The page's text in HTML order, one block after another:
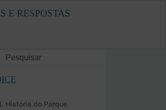
E RESPOSTAS
História do Parque